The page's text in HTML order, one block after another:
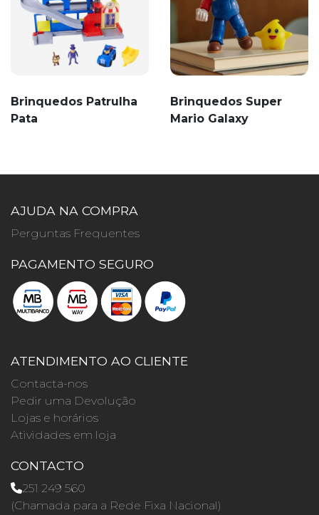
Brinquedos Patrulha
Pata
Brinquedos Super
Mario Galaxy
AJUDA NA COMPRA
Perguntas Frequentes
PAGAMENTO SEGURO
ATENDIMENTO AO CLIENTE
Contacta-nos
Pedir uma Devolução
Lojas e horários
Atividades em loja
CONTACTO
251 249 560
(Chamada para a Rede Fixa Nacional)